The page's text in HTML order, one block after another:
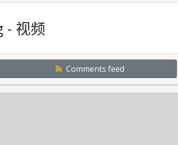
- 视频
Comments feed